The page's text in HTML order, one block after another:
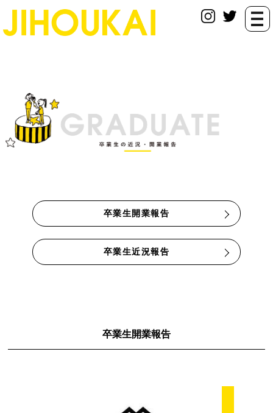
卒業生開業報告
卒業生近況報告
卒業生開業報告